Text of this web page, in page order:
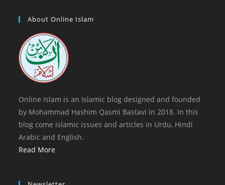
tab
new a
tab
About Online Islam
Online Islam is an Islamic blog designed and founded
by Mohammad Hashim Qasmi Bastavi in 2018. In this
blog come islamic issues and articles in Urdu, Hindi
Arabic and English.
Read More